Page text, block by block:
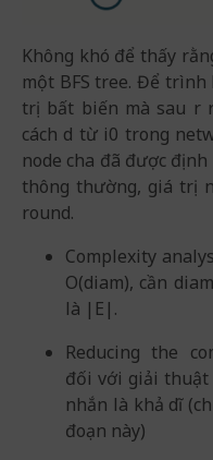
Không khó để thấy
một BFS tree. Để trình
trị bất biến mà sau r
cách d từ i0 trong
node cha đã được
thông thường, giá trị
round.
Complexity
O(diam), cần
là |E|.
Reducing the
đối với giải thuật
nhắn là khả dĩ
đoạn này)